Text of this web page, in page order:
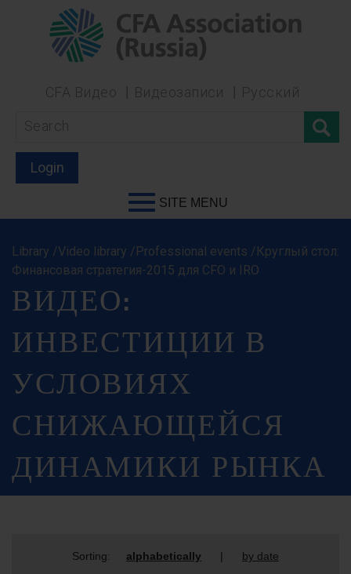
CFA Видео Видеозаписи Русский
Login
SITE MENU
Library /Video library /Professional events /Круглый стол:
Финансовая стратегия-2015 для CFO и IRO
ВИДЕО:
ИНВЕСТИЦИИ В
УСЛОВИЯХ
СНИЖАЮЩЕЙСЯ
ДИНАМИКИ РЫНКА
Sorting: alphabetically | by date